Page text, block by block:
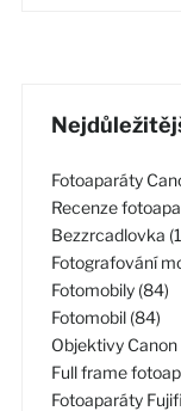
Fotoaparáty
Recenze
Bezzrcadlovka
Fotografování
Fotomobily (84)
Fotomobil (84)
Objektivy Canon
Full frame
Fotoaparáty